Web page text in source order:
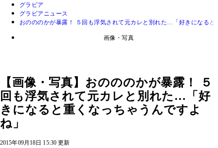
グラビア
グラビアニュース
おのののかが暴露！ ５回も浮気されて元カレと別れた…「好きになると
画像・写真
【画像・写真】おのののかが暴露！ ５
回も浮気されて元カレと別れた…「好
きになると重くなっちゃうんですよ
ね」
2015年09月18日 15:30 更新